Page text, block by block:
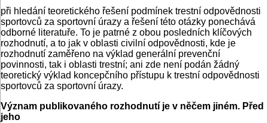
při hledání teoretického řešení podmínek trestní odpovědnosti
sportovců za sportovní úrazy a řešení této otázky ponechává
odborné literatuře. To je patrné z obou posledních klíčových
rozhodnutí, a to jak v oblasti civilní odpovědnosti, kde je
rozhodnutí zaměřeno na výklad generální prevenční
povinnosti, tak i oblasti trestní; ani zde není podán žádný
teoretický výklad koncepčního přístupu k trestní odpovědnosti
sportovců za sportovní úrazy.
Význam publikovaného rozhodnutí je v něčem jiném. Před
jeho